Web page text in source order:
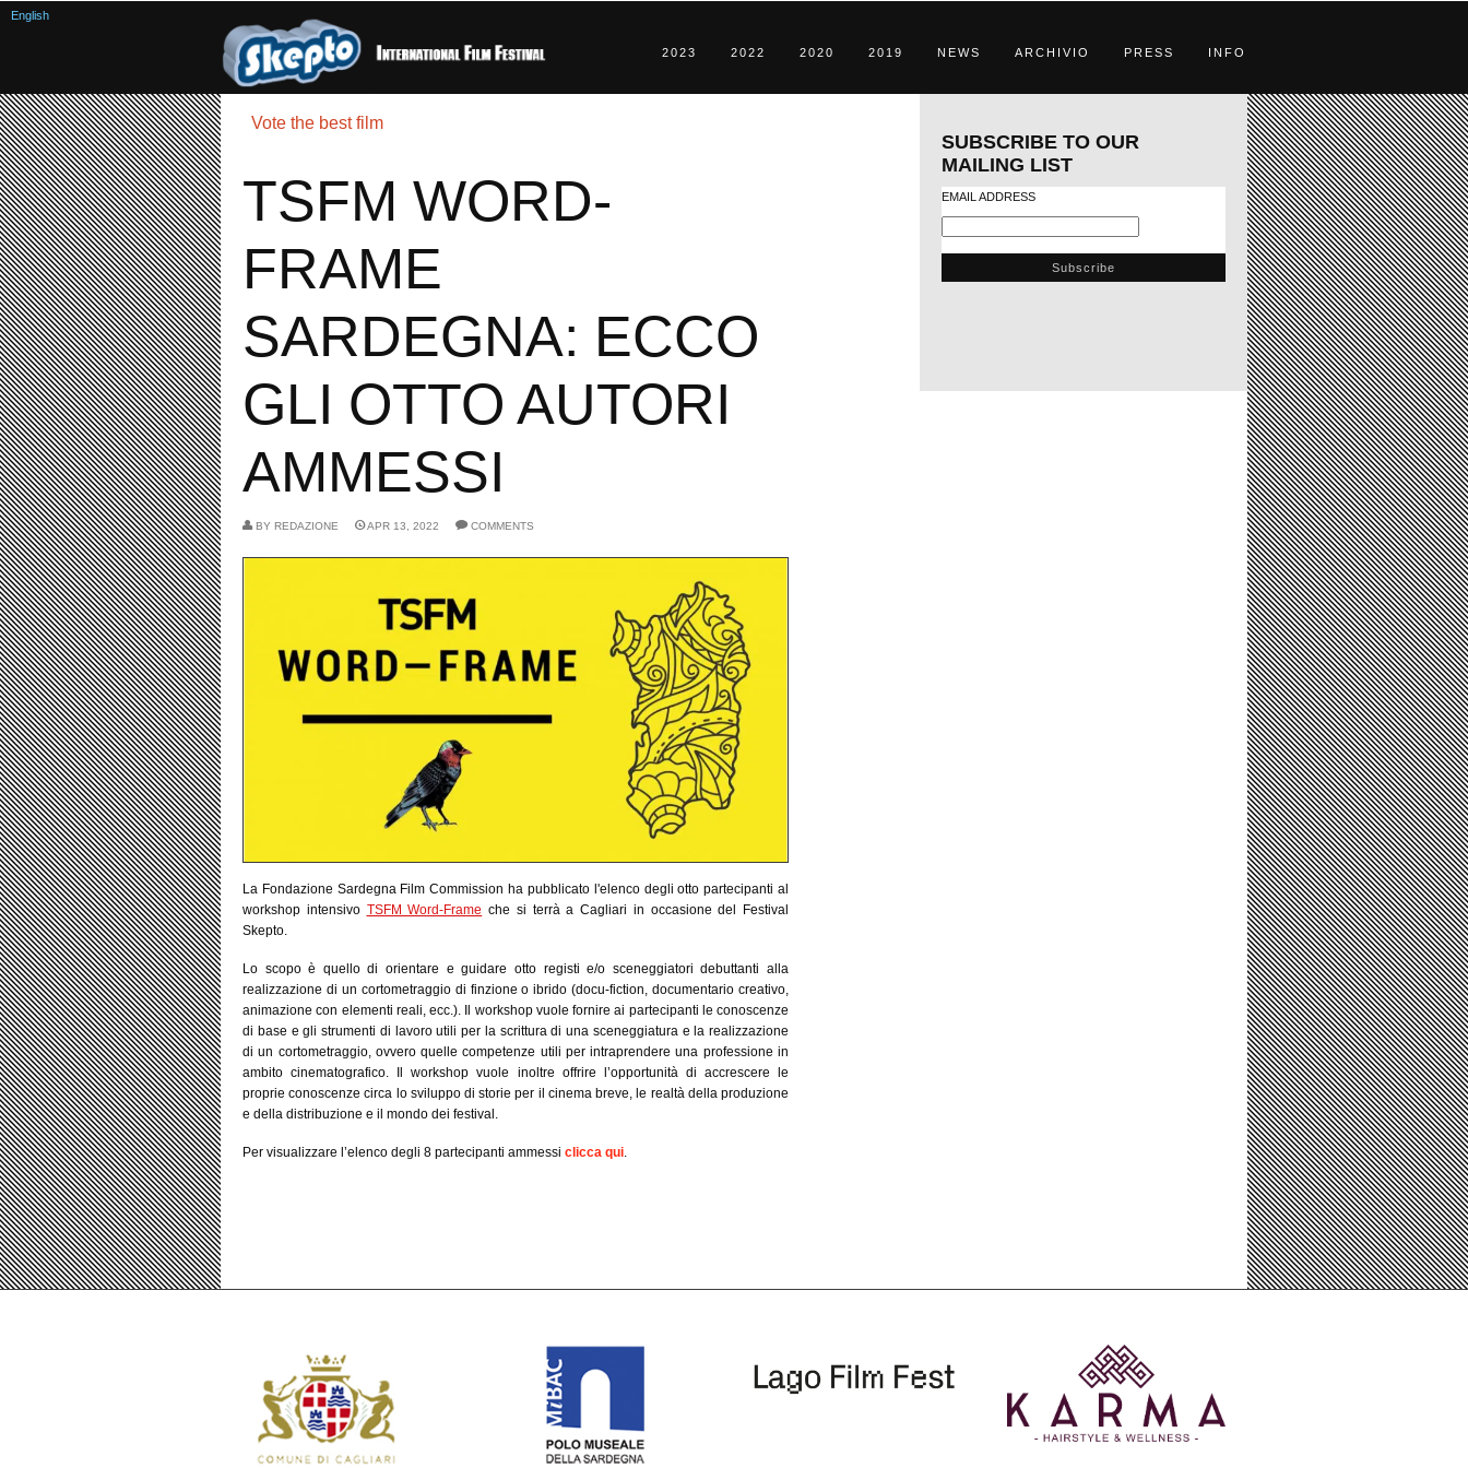
2023 2022 2020 2019 NEWS ARCHIVIO PRESS INFO
Vote the best film
TSFM WORD-
FRAME
SARDEGNA: ECCO
GLI OTTO AUTORI
AMMESSI
BY REDAZIONE APR 13, 2022 COMMENTS
La Fondazione Sardegna Film Commission ha pubblicato l'elenco degli otto partecipanti al
workshop intensivo TSFM Word-Frame che si terrà a Cagliari in occasione del Festival
Skepto.
Lo scopo è quello di orientare e guidare otto registi e/o sceneggiatori debuttanti alla
realizzazione di un cortometraggio di finzione o ibrido (docu-fiction, documentario creativo,
animazione con elementi reali, ecc.). Il workshop vuole fornire ai partecipanti le conoscenze
di base e gli strumenti di lavoro utili per la scrittura di una sceneggiatura e la realizzazione
di un cortometraggio, ovvero quelle competenze utili per intraprendere una professione in
ambito cinematografico. Il workshop vuole inoltre offrire l’opportunità di accrescere le
proprie conoscenze circa lo sviluppo di storie per il cinema breve, le realtà della produzione
e della distribuzione e il mondo dei festival.
Per visualizzare l’elenco degli 8 partecipanti ammessi clicca qui
SUBSCRIBE TO OUR
MAILING LIST
EMAIL ADDRESS
English